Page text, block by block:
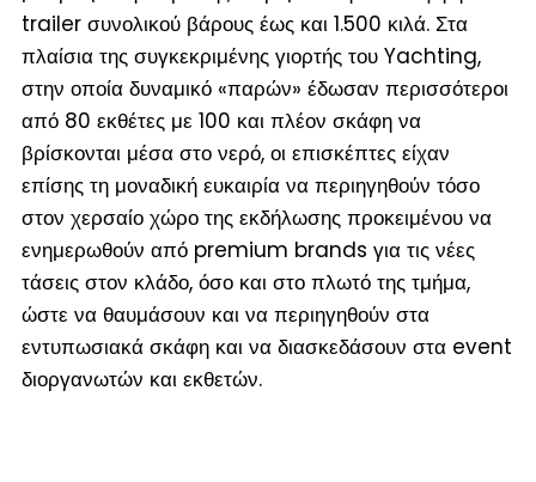
trailer συνολικού βάρους έως και 1.500 κιλά. Στα
πλαίσια της συγκεκριμένης γιορτής του Yachting,
στην οποία δυναμικό «παρών» έδωσαν περισσότεροι
από 80 εκθέτες με 100 και πλέον σκάφη να
βρίσκονται μέσα στο νερό, οι επισκέπτες είχαν
επίσης τη μοναδική ευκαιρία να περιηγηθούν τόσο
στον χερσαίο χώρο της εκδήλωσης προκειμένου να
ενημερωθούν από premium brands για τις νέες
τάσεις στον κλάδο, όσο και στο πλωτό της τμήμα,
ώστε να θαυμάσουν και να περιηγηθούν στα
εντυπωσιακά σκάφη και να διασκεδάσουν στα event
διοργανωτών και εκθετών.